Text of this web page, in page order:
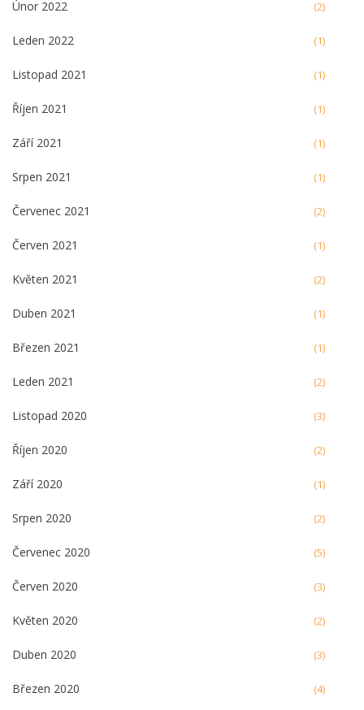
Únor 2022 (2)
Leden 2022 (1)
Listopad 2021 (1)
Říjen 2021 (1)
Září 2021 (1)
Srpen 2021 (1)
Červenec 2021 (2)
Červen 2021 (1)
Květen 2021 (2)
Duben 2021 (1)
Březen 2021 (1)
Leden 2021 (2)
Listopad 2020 (3)
Říjen 2020 (2)
Září 2020 (1)
Srpen 2020 (2)
Červenec 2020 (5)
Červen 2020 (3)
Květen 2020 (2)
Duben 2020 (3)
Březen 2020 (4)